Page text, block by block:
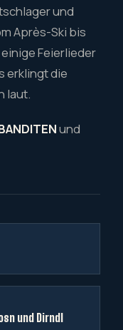
und
Après-Ski bis
Feierlieder
erklingt die
laut.
und
und Dirndl